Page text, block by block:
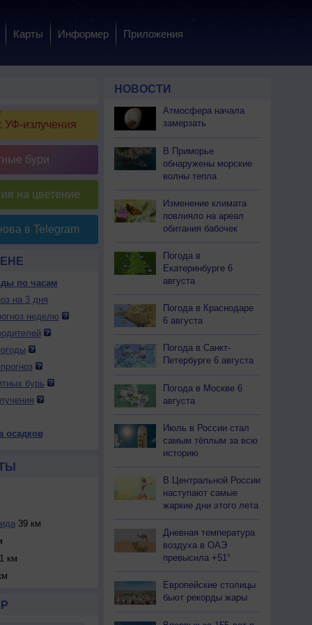
Карты Информер Приложения
УФ-излучения
бури
на цветение
в Telegram
по часам
на 3 дня
неделю
бурь
осадков
39 км
км
НОВОСТИ
Атмосфера начала
замерзать
В Приморье
обнаружены морские
волны тепла
Изменение климата
повлияло на ареал
обитания бабочек
Погода в
Екатеринбурге 6
августа
Погода в Краснодаре
6 августа
Погода в Санкт-
Петербурге 6 августа
Погода в Москве 6
августа
Июль в России стал
самым тёплым за всю
историю
В Центральной России
наступают самые
жаркие дни этого лета
Дневная температура
воздуха в ОАЭ
превысила +51°
Европейские столицы
бьют рекорды жары